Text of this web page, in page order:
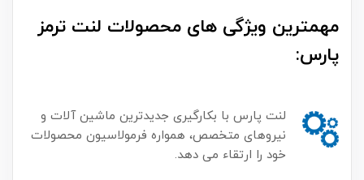
مهمترین ویژگی های محصولات لنت ترمز
پارس:
لنت پارس با بکارگیری جدیدترین ماشین آلات و
نیروهای متخصص، همواره فرمولاسیون محصولات
خود را ارتقاء می دهد.